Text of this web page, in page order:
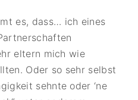
es, dass… ich eines
eltern mich wie
Oder so sehr selbst
sehnte oder ‘ne